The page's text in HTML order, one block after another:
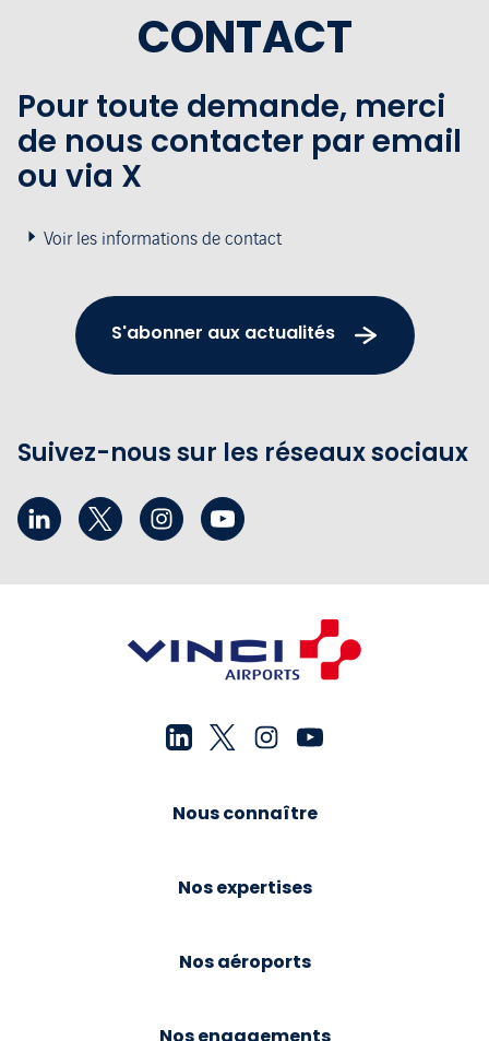
CONTACT
Pour toute demande, merci
de nous contacter par email
ou via X
Voir les informations de contact
S'abonner aux actualités
Suivez-nous sur les réseaux sociaux
Nous connaître
Nos expertises
Nos aéroports
Nos engagements